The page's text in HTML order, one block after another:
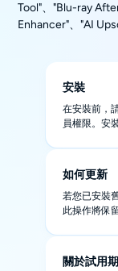
Tool"、"Blu-ray
Enhancer"、"AI
安裝
在安裝前，
員權限。安
如何更新
若您已安裝
此操作將保
關於試用期